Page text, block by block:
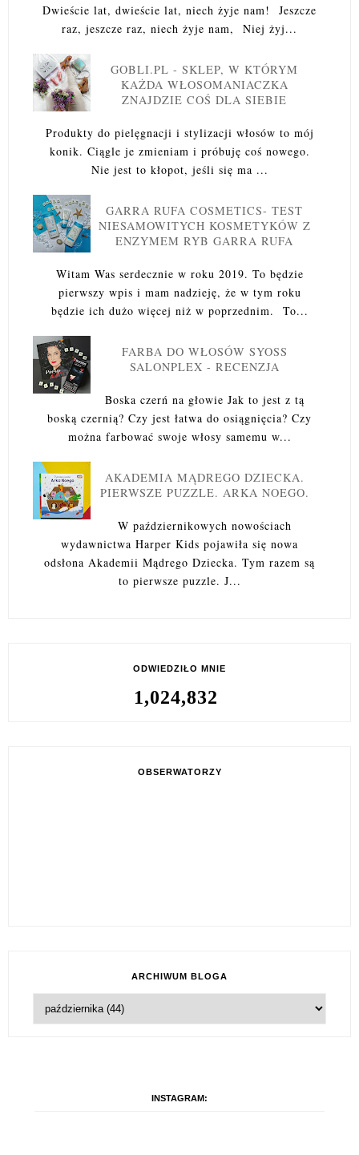
Dwieście lat, dwieście lat, niech żyje nam! Jeszcze
raz, jeszcze raz, niech żyje nam, Niej żyj...
GOBLI.PL - SKLEP, W KTÓRYM
KAŻDA WŁOSOMANIACZKA
ZNAJDZIE COŚ DLA SIEBIE
Produkty do pielęgnacji i stylizacji włosów to mój
konik. Ciągle je zmieniam i próbuję coś nowego.
Nie jest to kłopot, jeśli się ma ...
GARRA RUFA COSMETICS- TEST
NIESAMOWITYCH KOSMETYKÓW Z
ENZYMEM RYB GARRA RUFA
Witam Was serdecznie w roku 2019. To będzie
pierwszy wpis i mam nadzieję, że w tym roku
będzie ich dużo więcej niż w poprzednim. To...
FARBA DO WŁOSÓW SYOSS
SALONPLEX - RECENZJA
Boska czerń na głowie Jak to jest z tą
boską czernią? Czy jest łatwa do osiągnięcia? Czy
można farbować swoje włosy samemu w...
AKADEMIA MĄDREGO DZIECKA.
PIERWSZE PUZZLE. ARKA NOEGO.
W październikowych nowościach
wydawnictwa Harper Kids pojawiła się nowa
odsłona Akademii Mądrego Dziecka. Tym razem są
to pierwsze puzzle. J...
ODWIEDZIŁO MNIE
1,024,832
OBSERWATORZY
ARCHIWUM BLOGA
INSTAGRAM: